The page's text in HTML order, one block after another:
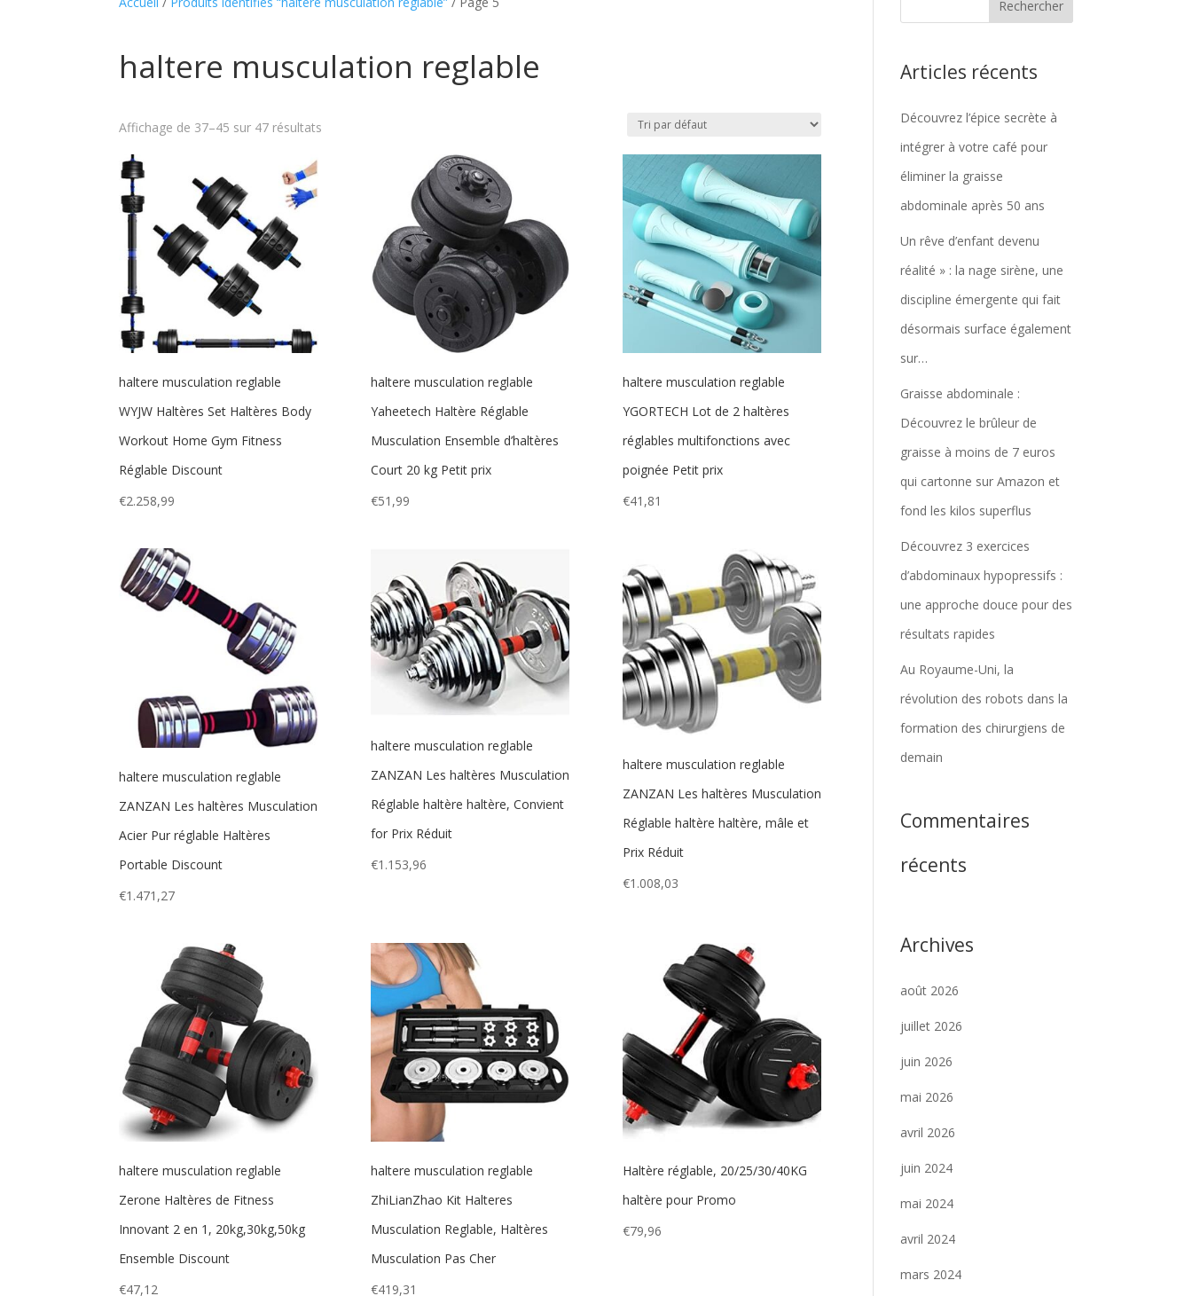
haltere musculation reglable
Affichage de 37–45 sur 47 résultats
haltere musculation reglable
WYJW Haltères Set Haltères Body
Workout Home Gym Fitness
Réglable Discount
€2.258,99
haltere musculation reglable
Yaheetech Haltère Réglable
Musculation Ensemble d’haltères
Court 20 kg Petit prix
€51,99
haltere musculation reglable
YGORTECH Lot de 2 haltères
réglables multifonctions avec
poignée Petit prix
€41,81
haltere musculation reglable
ZANZAN Les haltères Musculation
Acier Pur réglable Haltères
Portable Discount
€1.471,27
haltere musculation reglable
ZANZAN Les haltères Musculation
Réglable haltère haltère, Convient
for Prix Réduit
€1.153,96
haltere musculation reglable
ZANZAN Les haltères Musculation
Réglable haltère haltère, mâle et
Prix Réduit
€1.008,03
haltere musculation reglable
Zerone Haltères de Fitness
Innovant 2 en 1, 20kg,30kg,50kg
Ensemble Discount
€47,12
haltere musculation reglable
ZhiLianZhao Kit Halteres
Musculation Reglable, Haltères
Musculation Pas Cher
€419,31
Haltère réglable, 20/25/30/40KG
haltère pour Promo
€79,96
Articles récents
Découvrez l’épice secrète à
intégrer à votre café pour
éliminer la graisse
abdominale après 50 ans
Un rêve d’enfant devenu
réalité » : la nage sirène, une
discipline émergente qui fait
désormais surface également
sur…
Graisse abdominale :
Découvrez le brûleur de
graisse à moins de 7 euros
qui cartonne sur Amazon et
fond les kilos superflus
Découvrez 3 exercices
d’abdominaux hypopressifs :
une approche douce pour des
résultats rapides
Au Royaume-Uni, la
révolution des robots dans la
formation des chirurgiens de
demain
Commentaires
récents
Archives
août 2026
juillet 2026
juin 2026
mai 2026
avril 2026
juin 2024
mai 2024
avril 2024
mars 2024